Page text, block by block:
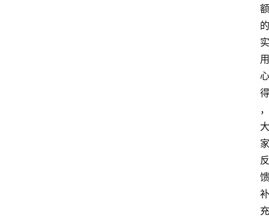
额
的
实
用
心
得
，
大
家
反
馈
补
充